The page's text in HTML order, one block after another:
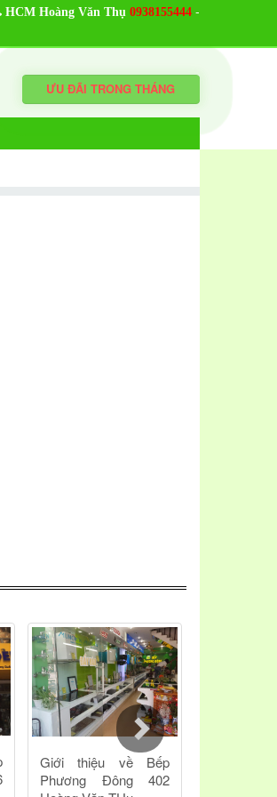
HCM Hoàng Văn Thụ 0938155444-
ƯU ĐÃI TRONG THÁNG